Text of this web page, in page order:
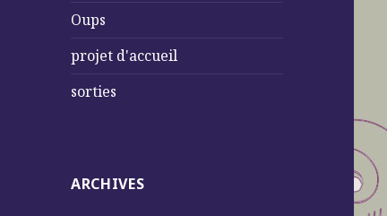
Oups
projet d'accueil
sorties
ARCHIVES